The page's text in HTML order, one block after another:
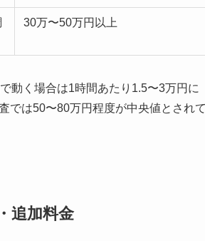
30万〜50万円以上
動く場合は1時間あたり1.5〜3万円に
では50〜80万円程度が中央値とされ
追加料金